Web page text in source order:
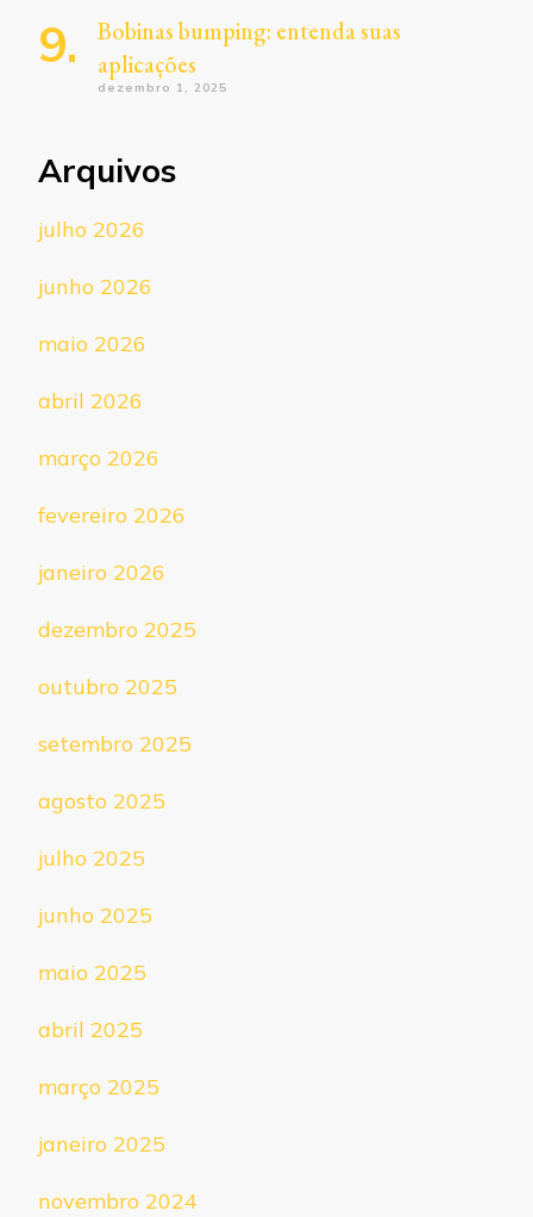
Bobinas bumping: entenda suas
aplicações
dezembro 1, 2025
Arquivos
julho 2026
junho 2026
maio 2026
abril 2026
março 2026
fevereiro 2026
janeiro 2026
dezembro 2025
outubro 2025
setembro 2025
agosto 2025
julho 2025
junho 2025
maio 2025
abril 2025
março 2025
janeiro 2025
novembro 2024